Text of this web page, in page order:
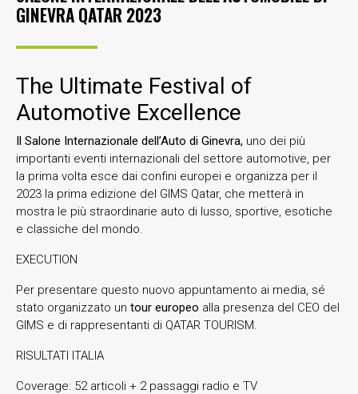
GINEVRA QATAR 2023
The Ultimate Festival of
Automotive Excellence
Il Salone Internazionale dell’Auto di Ginevra, uno dei più
importanti eventi internazionali del settore automotive, per
la prima volta esce dai confini europei e organizza per il
2023 la prima edizione del GIMS Qatar, che metterà in
mostra le più straordinarie auto di lusso, sportive, esotiche
e classiche del mondo.
EXECUTION
Per presentare questo nuovo appuntamento ai media, sé
stato organizzato un tour europeo alla presenza del CEO del
GIMS e di rappresentanti di QATAR TOURISM.
RISULTATI ITALIA
Coverage: 52 articoli + 2 passaggi radio e TV